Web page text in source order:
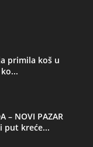
primila koš u
– NOVI PAZAR
put kreće...